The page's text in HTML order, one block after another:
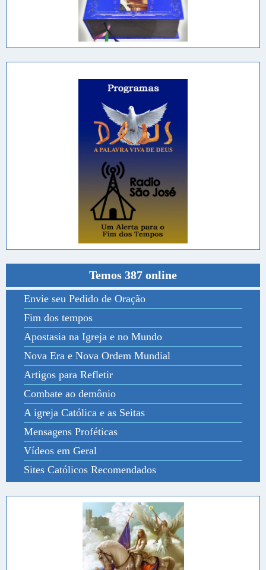
Temos 387 online
Envie seu Pedido de Oração
Fim dos tempos
Apostasia na Igreja e no Mundo
Nova Era e Nova Ordem Mundial
Artigos para Refletir
Combate ao demônio
A igreja Católica e as Seitas
Mensagens Proféticas
Vídeos em Geral
Sites Católicos Recomendados